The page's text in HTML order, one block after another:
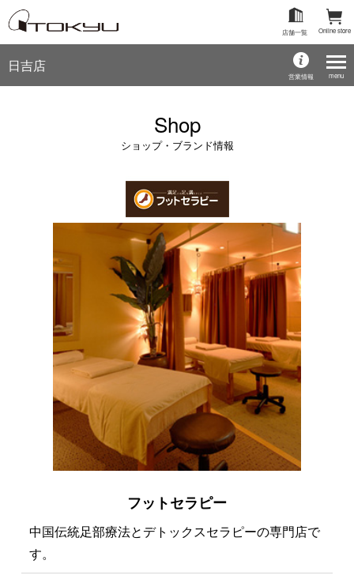
Online store
店舗一覧
日吉店
営業情報
Shop
ショップ・ブランド情報
フットセラピー
中国伝統足部療法とデトックスセラピーの専門店で
す。
menu